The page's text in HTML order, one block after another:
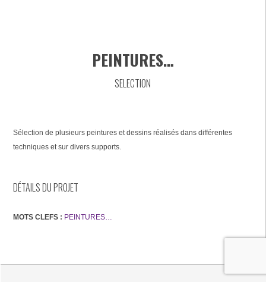
PEINTURES…
SELECTION
Sélection de plusieurs peintures et dessins réalisés dans différentes
techniques et sur divers supports.
DÉTAILS DU PROJET
MOTS CLEFS : PEINTURES…